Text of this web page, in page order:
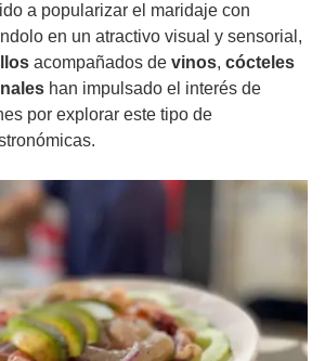
a popularizar el maridaje con
en un atractivo visual y sensorial,
acompañados de vinos, cócteles
han impulsado el interés de
por explorar este tipo de